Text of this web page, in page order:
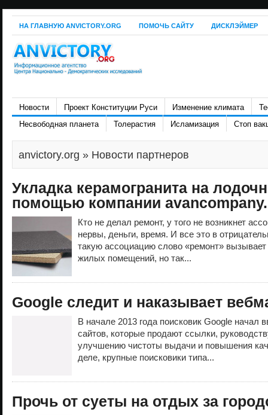
НА ГЛАВНУЮ ANVICTORY.ORG ПОМОЧЬ САЙТУ ДИСКЛЭЙМЕР
Новости Проект Конституции Руси Изменение климата
Несвободная планета
Толерастия Исламизация Стоп
anvictory.org » Новости партнеров
Укладка керамогранита на
помощью компании
Кто не делал ремонт, у того не возникнет
нервы, деньги, время. И все это в
такую ассоциацию слово «ремонт»
жилых помещений, но так...
Google следит и наказывает
В начале 2013 года поисковик Google начал
сайтов, которые продают ссылки,
улучшению чистоты выдачи и повышения
деле, крупные поисковики типа...
Прочь от суеты на отдых за